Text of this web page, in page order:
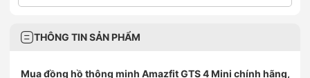
THÔNG TIN SẢN PHẨM
Mua đồng hồ thông minh Amazfit GTS 4 Mini chính hãng,